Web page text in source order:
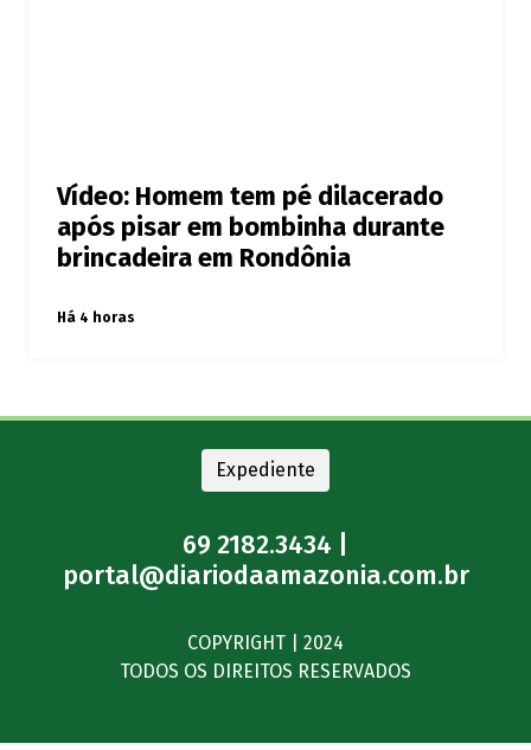
Vídeo: Homem tem pé dilacerado
após pisar em bombinha durante
brincadeira em Rondônia
Há 4 horas
Expediente
69 2182.3434 |
portal@diariodaamazonia.com.br
COPYRIGHT | 2024
TODOS OS DIREITOS RESERVADOS